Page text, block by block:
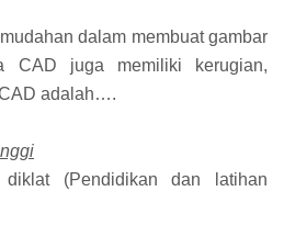
dalam membuat gambar
CAD juga memiliki kerugian,
adalah….
(Pendidikan dan latihan